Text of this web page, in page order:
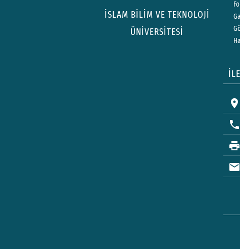
İSLAM BİLİM VE TEKNOLOJİ
ÜNİVERSİTESİ
location_on
phone
print
mail